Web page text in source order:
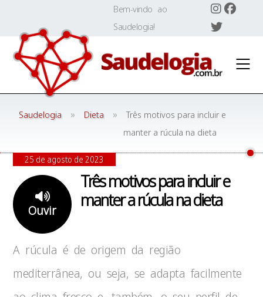
content
Bem-vindo ao
Saudelogia!
Saudelogia » Dieta »
Três motivos para incluir e
manter a rúcula na dieta
Três motivos para incluir e
manter a rúcula na dieta
Ouvir
25 de agosto de 2023
A rúcula é de origem da região
mediterrânea, ou seja, se adapta facilmente